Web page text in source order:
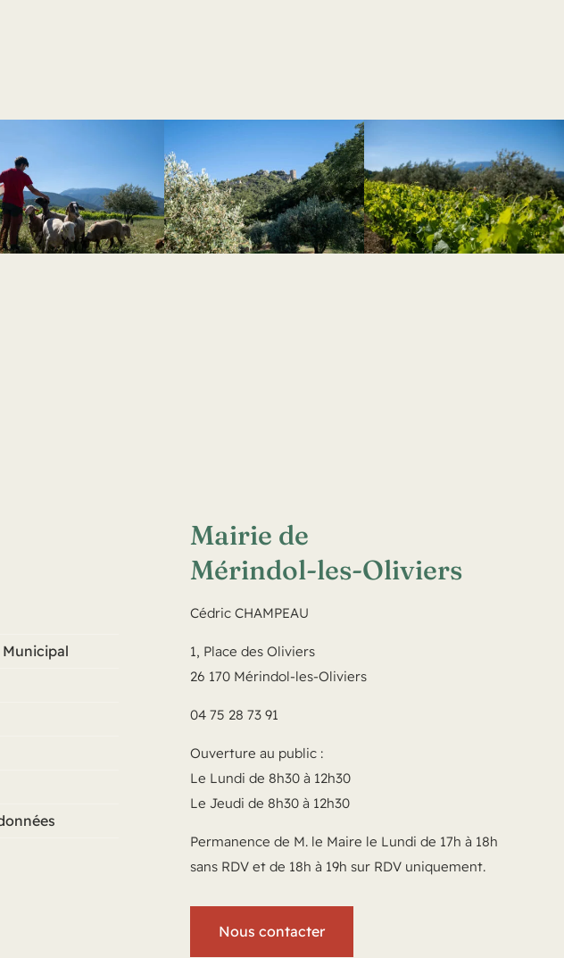
Mairie de
Mérindol-les-Oliviers
Cédric CHAMPEAU
1, Place des Oliviers
26 170 Mérindol-les-Oliviers
04 75 28 73 91
Ouverture au public :
Le Lundi de 8h30 à 12h30
Le Jeudi de 8h30 à 12h30
Permanence de M. le Maire le Lundi de 17h à 18h
sans RDV et de 18h à 19h sur RDV uniquement.
Nous contacter